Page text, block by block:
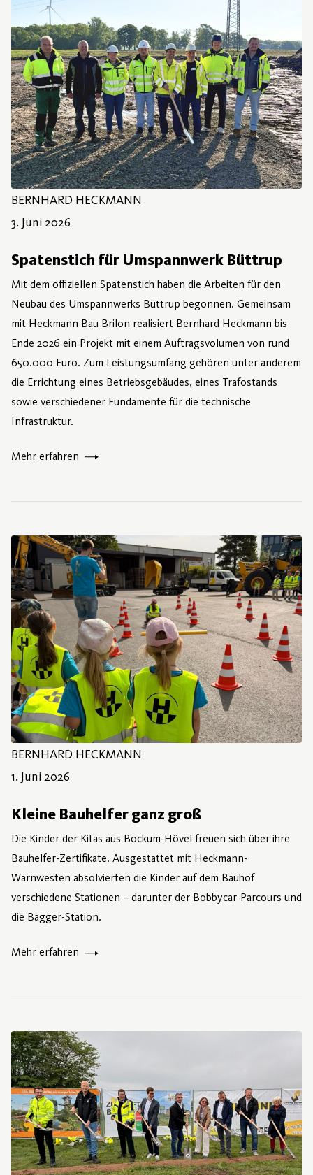
BERNHARD HECKMANN
3. Juni 2026
Spatenstich für Umspannwerk Büttrup
Mit dem offiziellen Spatenstich haben die Arbeiten für den
Neubau des Umspannwerks Büttrup begonnen. Gemeinsam
mit Heckmann Bau Brilon realisiert Bernhard Heckmann bis
Ende 2026 ein Projekt mit einem Auftragsvolumen von rund
650.000 Euro. Zum Leistungsumfang gehören unter anderem
die Errichtung eines Betriebsgebäudes, eines Trafostands
sowie verschiedener Fundamente für die technische
Infrastruktur.
Mehr erfahren
BERNHARD HECKMANN
1. Juni 2026
Kleine Bauhelfer ganz groß
Die Kinder der Kitas aus Bockum-Hövel freuen sich über ihre
Bauhelfer-Zertifikate. Ausgestattet mit Heckmann-
Warnwesten absolvierten die Kinder auf dem Bauhof
verschiedene Stationen – darunter der Bobbycar-Parcours und
die Bagger-Station.
Mehr erfahren